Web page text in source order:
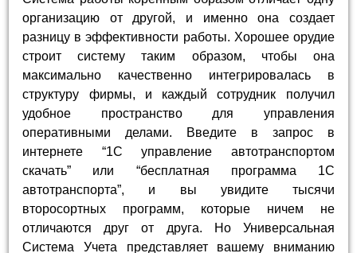
организацию от другой, и именно она создает
разницу в эффективности работы. Хорошее орудие
строит систему таким образом, чтобы она
максимально качественно интегрировалась в
структуру фирмы, и каждый сотрудник получил
удобное пространство для управления
оперативными делами. Введите в запрос в
интернете “1С управление автотранспортом
скачать” или “бесплатная программа 1С
автотранспорта”, и вы увидите тысячи
второсортных программ, которые ничем не
отличаются друг от друга. Но Универсальная
Система Учета представляет вашему вниманию